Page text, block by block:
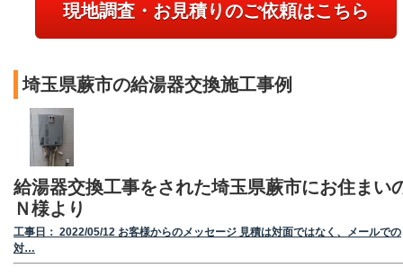
現地調査・お見積りのご依頼はこちら
埼玉県蕨市の給湯器交換施工事例
給湯器交換工事をされた埼玉県蕨市にお住まい
Ｎ様より
工事日： 2022/05/12 お客様からのメッセージ 見積は対面ではなく、メールでの
対…